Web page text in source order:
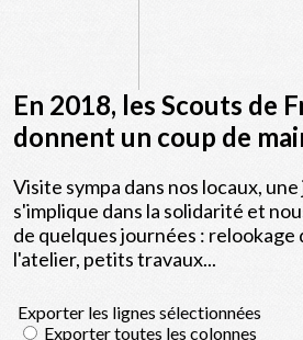
En 2018, les Scouts de
donnent un coup de
Visite sympa dans nos locaux,
s'implique dans la solidarité et
de quelques journées : relookage
l'atelier, petits travaux...